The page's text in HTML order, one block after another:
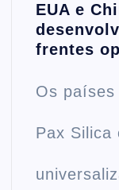
EUA e
frentes
Os
Pax Silica